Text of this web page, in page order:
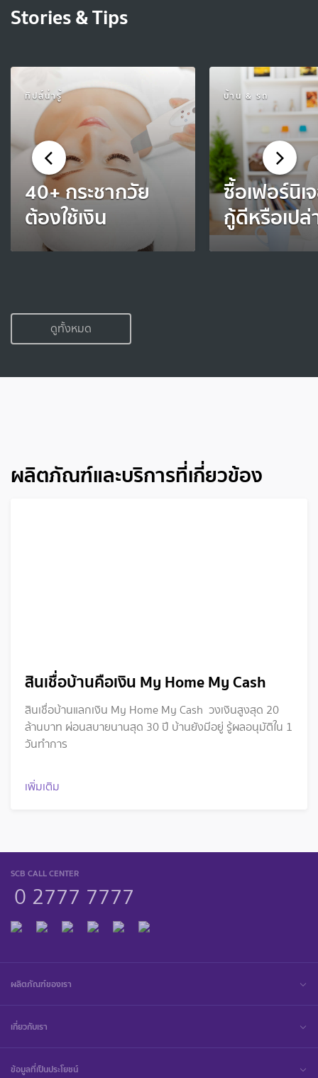
Stories & Tips
ทิปส์น่ารู้
40+ กระชากวัย
ต้องใช้เงิน
บ้าน & รถ
ซื้อเฟอร์นิเ
กู้ดีหรือเปล่
ดูทั้งหมด
ผลิตภัณฑ์และบริการที่เกี่ยวข้อง
สินเชื่อบ้านคือเงิน My Home My Cash
สินเชื่อบ้านแลกเงิน My Home My Cash วงเงินสูงสุด 20
ล้านบาท ผ่อนสบายนานสุด 30 ปี บ้านยังมีอยู่ รู้ผลอนุมัติใน 1
วันทำการ
เพิ่มเติม
SCB CALL CENTER
0 2777 7777
ผลิตภัณฑ์ของเรา
เกี่ยวกับเรา
ข้อมูลที่เป็นประโยชน์